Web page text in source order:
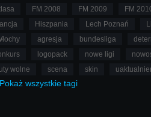
FM 2008 FM 2009 FM
Hiszpania Lech Poznań
agresja bundesliga
logopack nowe ligi
wolne scena skin
Pokaż wszystkietagi